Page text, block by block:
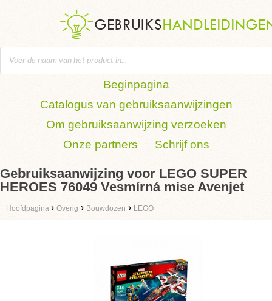
Beginpagina
Catalogus van gebruiksaanwijzingen
Om gebruiksaanwijzing verzoeken
Onze partners
Schrijf ons
Gebruiksaanwijzing voor LEGO SUPER
HEROES 76049 Vesmírná mise Avenjet
Hoofdpagina › Overig › Bouwdozen › LEGO